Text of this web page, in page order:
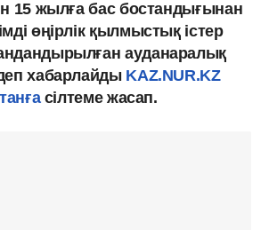
15 жылға бас бостандығынан
өңірлік қылмыстық істер
ауданаралық
хабарлайды KAZ.NUR.KZ
сілтеме жасап.